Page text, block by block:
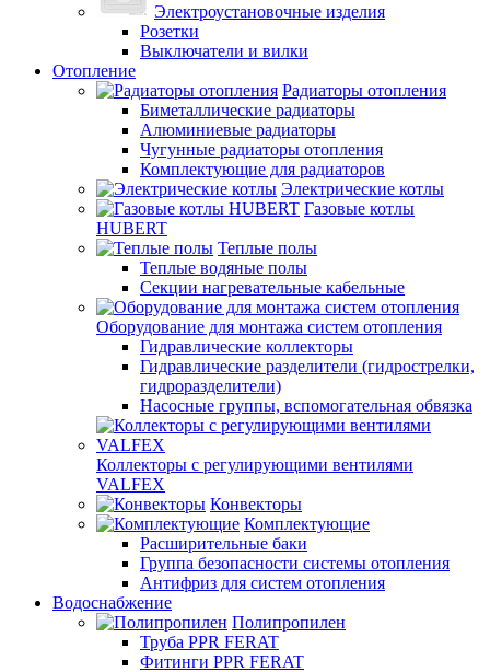
Электроустановочные изделия
Розетки
Выключатели и вилки
Отопление
Радиаторы отопления
Биметаллические радиаторы
Алюминиевые радиаторы
Чугунные радиаторы отопления
Комплектующие для радиаторов
Электрические котлы
Газовые котлы
HUBERT
Теплые полы
Теплые водяные полы
Секции нагревательные кабельные
Оборудование для монтажа систем отопления
Гидравлические коллекторы
Гидравлические разделители (гидрострелки,
гидроразделители)
Насосные группы, вспомогательная обвязка
Коллекторы с регулирующими вентилями
VALFEX
Конвекторы
Комплектующие
Расширительные баки
Группа безопасности системы отопления
Антифриз для систем отопления
Водоснабжение
Полипропилен
Труба PPR FERAT
Фитинги PPR FERAT